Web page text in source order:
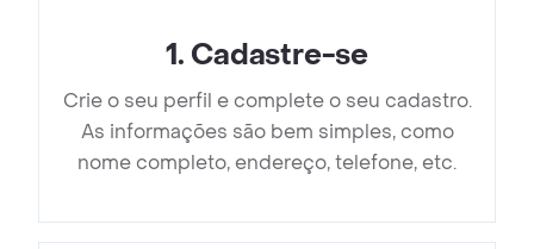
1. Cadastre-se
Crie o seu perfil e complete o seu cadastro.
As informações são bem simples, como
nome completo, endereço, telefone, etc.